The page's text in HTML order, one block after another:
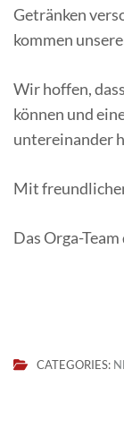
Getränken
kommen
Wir hoffen,
können und
untereinander
Mit
Das Orga-
CATEGORIES: